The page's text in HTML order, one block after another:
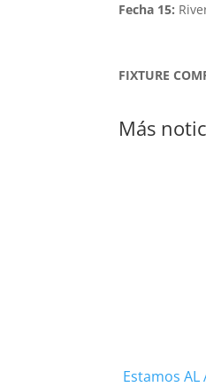
Fecha 15:
FIXTURE
Más
Estamos AL